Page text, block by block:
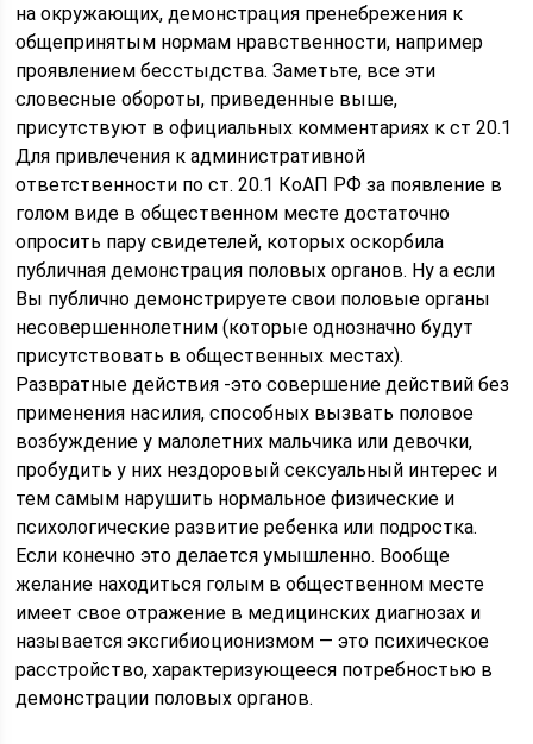
на окружающих, демонстрация пренебрежения к
общепринятым нормам нравственности, например
проявлением бесстыдства. Заметьте, все эти
словесные обороты, приведенные выше,
присутствуют в официальных комментариях к ст 20.1
Для привлечения к административной
ответственности по ст. 20.1 КоАП РФ за появление в
голом виде в общественном месте достаточно
опросить пару свидетелей, которых оскорбила
публичная демонстрация половых органов. Ну а если
Вы публично демонстрируете свои половые органы
несовершеннолетним (которые однозначно будут
присутствовать в общественных местах).
Развратные действия -это совершение действий без
применения насилия, способных вызвать половое
возбуждение у малолетних мальчика или девочки,
пробудить у них нездоровый сексуальный интерес и
тем самым нарушить нормальное физические и
психологические развитие ребенка или подростка.
Если конечно это делается умышленно. Вообще
желание находиться голым в общественном месте
имеет свое отражение в медицинских диагнозах и
называется эксгибиоционизмом — это психическое
расстройство, характеризующееся потребностью в
демонстрации половых органов.